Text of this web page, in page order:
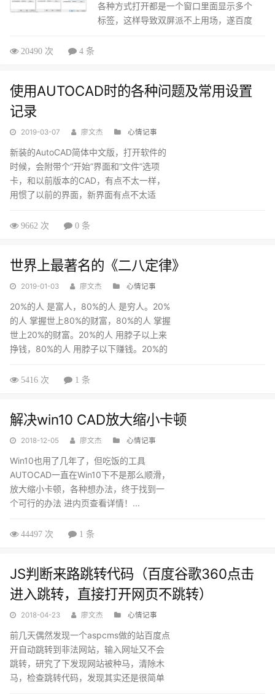
各种方式打开都是一个窗口里面显示多个
标签，这样导致双屏派不上用场，遂百度
问题，方法如下：...
20490 次 4 条
使用AUTOCAD时的各种问题及常用设置
记录
2019-03-07 廖文杰 心情记事
新装的AutoCAD简体中文版，打开软件的
时候，会附带个“开始”界面和“文件”选项
卡，和以前版本的CAD，有点不太一样，
用惯了以前的界面，新界面有点不太适
AutoCAD2019上的“开始”界面和“文件”选
面？ 直接在命令行输入变量命令：
9662 次 0 条
世界上最著名的《二八定律》
2019-01-03 廖文杰 心情记事
20%的人 是富人，80%的人 是穷人。20%
的人 掌握世上80%的财富，80%的人 掌握
世上20%的财富。20%的人 用脖子以上来
挣钱，80%的人 用脖子以下赚钱。20%的
20%的人 买时间，80%的人 卖时间。20%
知道行动才有结果，80%的人 认为知识就
人 爱投资，80%的人 爱购...
5416 次 1 条
解决win10 CAD放大缩小卡顿
2018-12-05 廖文杰 心情记事
Win10也用了几年了，但吃饭的工具
AUTOCAD一直在Win10下不是那么顺滑，
放大缩小卡顿，各种想办法，终于找到一
个可行的办法 进内页查看详情！...
44497 次 1 条
JS判断来路跳转代码（百度谷歌360点击
进入跳转，直接打开网页不跳转）
2018-04-23 廖文杰 心情记事
前几天偶然发现一个aspcms做的站百度点
开自动跳转到非法网站，输入网址又不会
跳转，研究了下发现网站被种马，清除木
马，检查跳转代码，发现其实还是很简单